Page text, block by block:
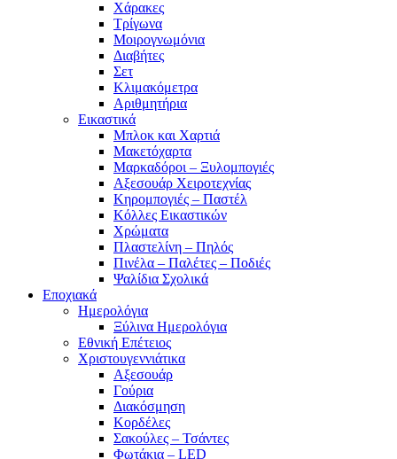
Χάρακες
Τρίγωνα
Mοιρογνωμόνια
Διαβήτες
Σετ
Κλιμακόμετρα
Αριθμητήρια
Εικαστικά
Μπλοκ και Χαρτιά
Μακετόχαρτα
Μαρκαδόροι – Ξυλομπογιές
Αξεσουάρ Χειροτεχνίας
Κηρομπογιές – Παστέλ
Κόλλες Εικαστικών
Χρώματα
Πλαστελίνη – Πηλός
Πινέλα – Παλέτες – Ποδιές
Ψαλίδια Σχολικά
Εποχιακά
Ημερολόγια
Ξύλινα Ημερολόγια
Εθνική Επέτειος
Χριστουγεννιάτικα
Αξεσουάρ
Γούρια
Διακόσμηση
Κορδέλες
Σακούλες – Τσάντες
Φωτάκια – LED